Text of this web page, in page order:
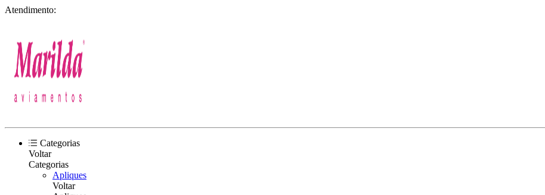
Atendimento:
Categorias
Voltar
Categorias
Apliques
Voltar